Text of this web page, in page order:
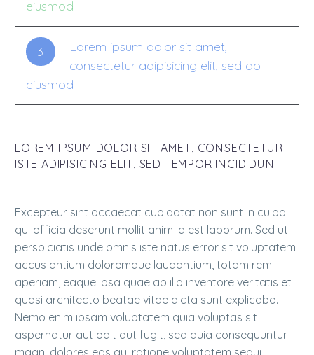
eiusmod
3
Lorem ipsum dolor sit amet,
consectetur adipisicing elit, sed do
eiusmod
LOREM IPSUM DOLOR SIT AMET, CONSECTETUR
ISTE ADIPISICING ELIT, SED TEMPOR INCIDIDUNT
Excepteur sint occaecat cupidatat non sunt in culpa
qui officia deserunt mollit anim id est laborum. Sed ut
perspiciatis unde omnis iste natus error sit voluptatem
accus antium doloremque laudantium, totam rem
aperiam, eaque ipsa quae ab illo inventore veritatis et
quasi architecto beatae vitae dicta sunt explicabo.
Nemo enim ipsam voluptatem quia voluptas sit
aspernatur aut odit aut fugit, sed quia consequuntur
magni dolores eos qui ratione voluptatem sequi